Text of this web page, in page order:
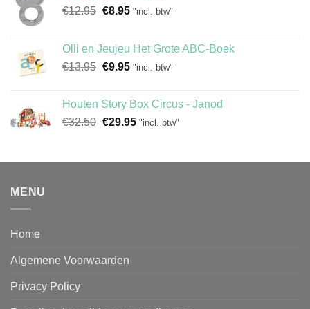
€12.95 Oorspronkelijke
€12.95.
€8.95Huidige
€8.95.
"incl. btw"
Olli en Jeujeu Het Grote ABC-Boek
€13.95 Oorspronkelijke
€13.95.
€9.95Huidige
€9.95.
"incl. btw"
Houten Story Box Circus - Janod
€32.50 Oorspronkelijke
€32.50.
€29.95Huidige
€29.95.
"incl. btw"
MENU
Home
Algemene Voorwaarden
Privacy Policy